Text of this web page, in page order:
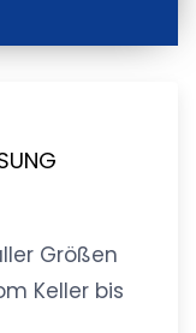
Größen
Keller bis